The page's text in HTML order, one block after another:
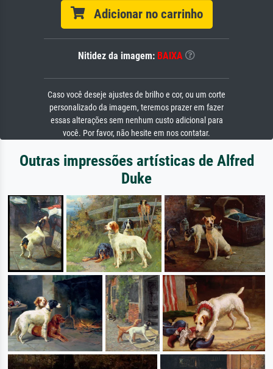
Adicionar no carrinho
Nitidez da imagem: BAIXA
Caso você deseje ajustes de brilho e cor, ou um corte
personalizado da imagem, teremos prazer em fazer
essas alterações sem nenhum custo adicional para
você. Por favor, não hesite em nos contatar.
Outras impressões artísticas de Alfred
Duke